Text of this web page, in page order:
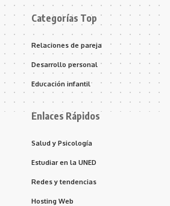
Categorías Top
Relaciones de pareja
Desarrollo personal
Educación infantil
Enlaces Rápidos
Salud y Psicología
Estudiar en la UNED
Redes y tendencias
Hosting Web